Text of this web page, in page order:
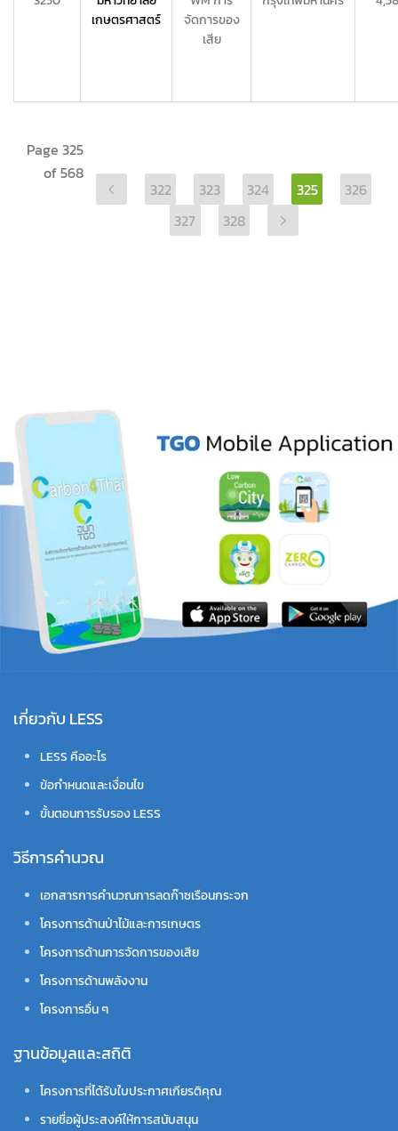
เกษตรศาสตร์
จัดการของ
เสีย
Page 325
of 568
322 323 324 325
326
327
328
เกี่ยวกับ LESS
LESS คืออะไร
ข้อกำหนดและเงื่อนไข
ขั้นตอนการรับรอง LESS
วิธีการคำนวณ
เอกสารการคำนวณการลดก๊าซเรือนกระจก
โครงการด้านป่าไม้และการเกษตร
โครงการด้านการจัดการของเสีย
โครงการด้านพลังงาน
โครงการอื่น ๆ
ฐานข้อมูลและสถิติ
โครงการที่ได้รับใบประกาศเกียรติคุณ
รายชื่อผู้ประสงค์ให้การสนับสนุน